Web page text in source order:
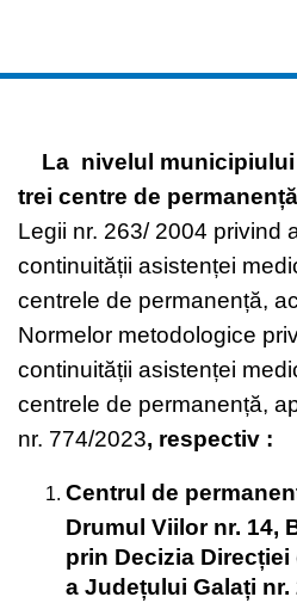
La nivelul municipiului
trei centre de permanență
Legii nr. 263/ 2004 privind
continuității asistenței
centrele de permanență,
Normelor metodologice
continuității asistenței
centrele de permanență,
nr. 774/2023, respectiv :
Centrul de
Drumul Viilor nr. 14,
prin Decizia Direcției
a Județului Galați nr.